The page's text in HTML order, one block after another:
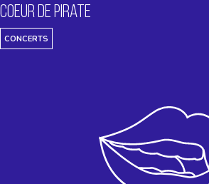
Coeur de Pirate
CONCERTS